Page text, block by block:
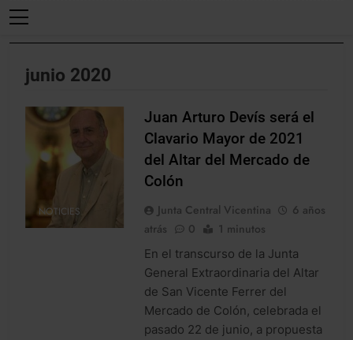
junio 2020
NOTICIES
Juan Arturo Devís será el
Clavario Mayor de 2021
del Altar del Mercado de
Colón
Junta Central Vicentina
6 años
atrás
0 1 minutos
En el transcurso de la Junta
General Extraordinaria del Altar
de San Vicente Ferrer del
Mercado de Colón, celebrada el
pasado 22 de junio, a propuesta